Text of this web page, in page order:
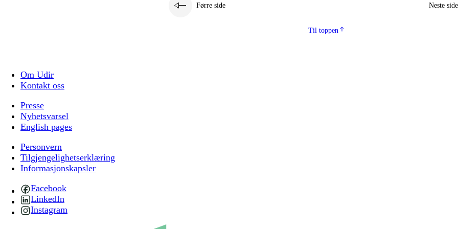
Førre side Neste side
Til toppen
Om Udir
Kontakt oss
Presse
Nyhetsvarsel
English pages
Personvern
Tilgjengelighetserklæring
Informasjonskapsler
Facebook
LinkedIn
Instagram